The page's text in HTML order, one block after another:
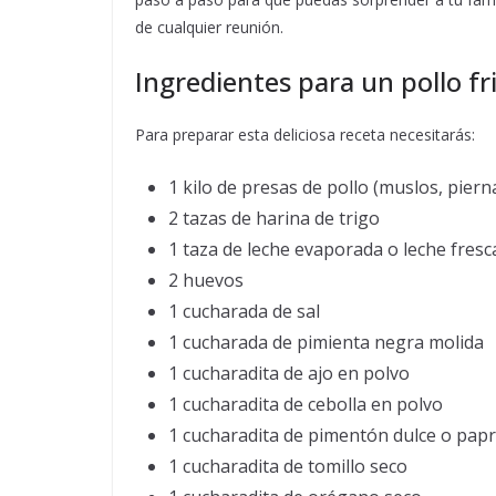
de cualquier reunión.
Ingredientes para un pollo
Para preparar esta deliciosa receta necesitarás:
1 kilo de presas de pollo (muslos,
2 tazas de harina de trigo
1 taza de leche evaporada o leche
2 huevos
1 cucharada de sal
1 cucharada de pimienta negra molida
1 cucharadita de ajo en polvo
1 cucharadita de cebolla en polvo
1 cucharadita de pimentón dulce o
1 cucharadita de tomillo seco